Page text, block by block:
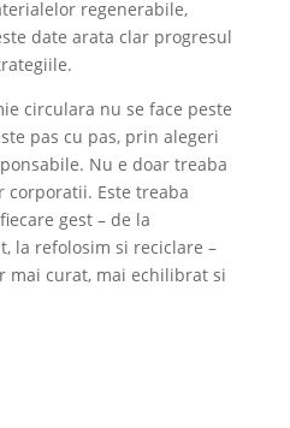
regenerabile,
date arata clar progresul
circulara nu se face peste
pas cu pas, prin alegeri
Nu e doar treaba
corporatii. Este treaba
gest – de la
la refolosim si reciclare –
mai curat, mai echilibrat si